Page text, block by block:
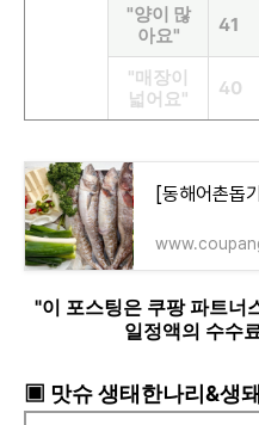
"양이 많
아요"
41
"매장이
넓어요"
40
"이 포스팅은 쿠팡 파트너
일정액의 수수
▣ 맛슈 생태한나리&생